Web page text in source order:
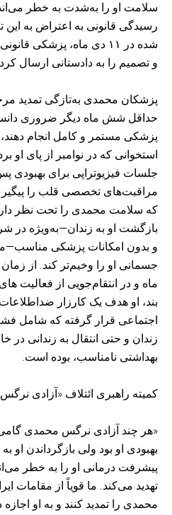
سلامت او را به‌شدت به خطر
رسیدگی قانونی به اعتراض به
شده در ۱۱ دی ماه، پزشکی
و تصمیم را به دادستانی ارسال
پزشکان محمدی به‌تازگی تمدید
حداقل شش ماه دیگر ضروری
پزشکی مستمر و کامل انجام
استخوانی که در نوامبر از پای او
جلسات فیزیوتراپی برای
مراقبت‌های تخصصی قلب را
که سلامت محمدی را تحت نظر
بازگشت او به زندان—به‌ویژه در
و بدون امکانات پزشکی
جسمانی او را وخیم‌تر کند. از
ماه و در انتقام‌جویی از فعالیت
بند، او هدف یک کارزار
اجتماعی قرار گرفته که شامل
زندان و حتی انتقال به زندانی در
بهداشتی نامناسب، بوده است.
کمیته راهبری ائتلاف «آزادی
«هر چند آزادی نرگس محمدی
بهبودی او بود ولی بازگرداندن او
پیشرفت درمانی او را به خطر
تهدید می‌کند. ما قویاً از مقامات
محمدی را تمدید کنند و به او اجازه